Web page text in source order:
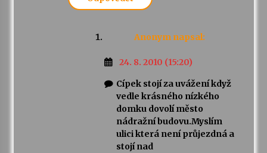
Anonym napsal:
24. 8. 2010 (15:20)
Cípek stojí za uvážení když
vedle krásného nízkého
domku dovolí město
nádražní budovu.Myslím
ulici která není průjezdná a
stojí nad